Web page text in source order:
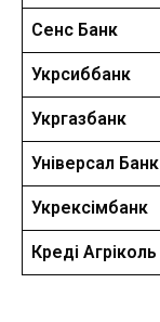
Сенс Банк
Укрсиббанк
Укргазбанк
Універсал Банк
Укрексімбанк
Креді Агріколь